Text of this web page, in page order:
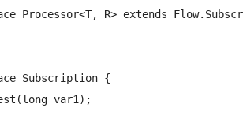
Processor<T, R> extends
Subscription {
var1);